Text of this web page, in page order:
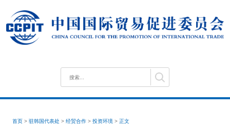
首页 > 驻韩国代表处 > 经贸合作 > 投资环境 > 正文